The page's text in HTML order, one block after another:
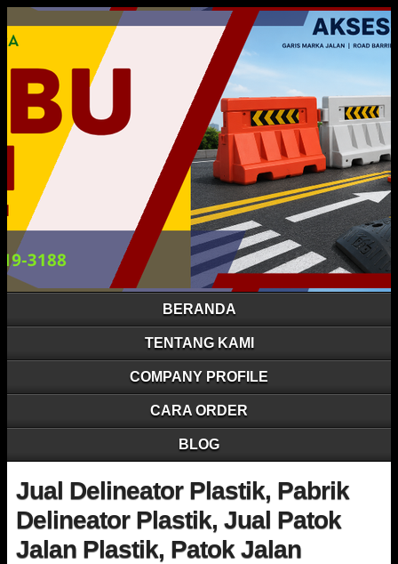
BERANDA
TENTANG KAMI
COMPANY PROFILE
CARA ORDER
BLOG
Jual Delineator Plastik, Pabrik
Delineator Plastik, Jual Patok
Jalan Plastik, Patok Jalan